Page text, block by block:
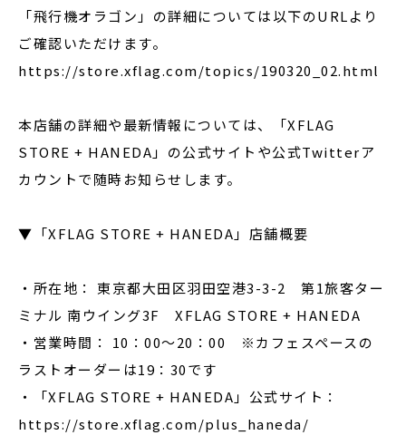
「飛行機オラゴン」の詳細については以下のURLより
ご確認いただけます。
https://store.xflag.com/topics/190320_02.html
本店舗の詳細や最新情報については、「XFLAG
STORE + HANEDA」の公式サイトや公式Twitterア
カウントで随時お知らせします。
▼「XFLAG STORE + HANEDA」店舗概要
・所在地： 東京都大田区羽田空港3-3-2 第1旅客ター
ミナル 南ウイング3F XFLAG STORE + HANEDA
・営業時間： 10：00～20：00 ※カフェスペースの
ラストオーダーは19：30です
・「XFLAG STORE + HANEDA」公式サイト：
https://store.xflag.com/plus_haneda/